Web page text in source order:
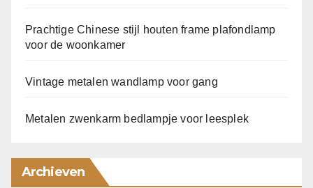
Prachtige Chinese stijl houten frame plafondlamp
voor de woonkamer
Vintage metalen wandlamp voor gang
Metalen zwenkarm bedlampje voor leesplek
Archieven